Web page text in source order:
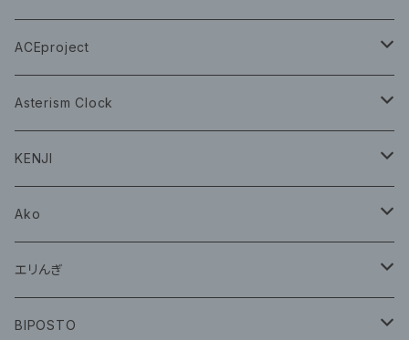
グッズ
グッズ
ACEproject
グッズ
CD
Asterism Clock
グッズ
KENJI
グッズ
Ako
グッズ
CD
エリんぎ
グッズ
BIPOSTO